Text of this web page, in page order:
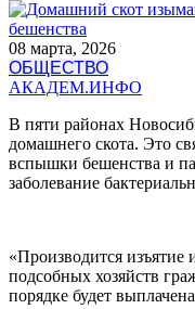
08 марта, 2026
ОБЩЕСТВО
АКАДЕМ.ИНФО
В пяти районах
домашнего скота. Это
вспышки бешенства и
заболевание
«Производится
подсобных хозяйств
порядке будет